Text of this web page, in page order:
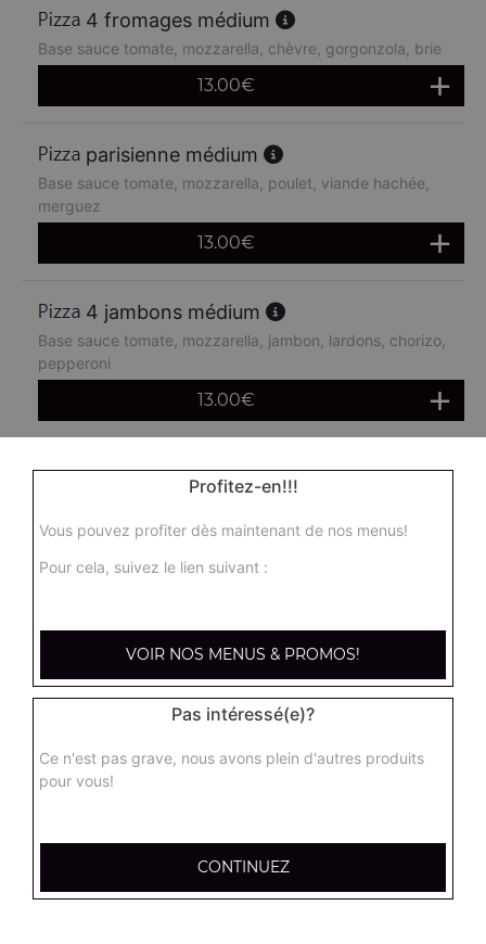
4 fromages médium
Base sauce tomate, mozzarella, chèvre, gorgonzola, brie
13.00€
parisienne médium
Base sauce tomate, mozzarella, poulet, viande hachée,
merguez
13.00€
4 jambons médium
Base sauce tomate, mozzarella, jambon, lardons, chorizo,
pepperoni
13.00€
boursin médium
Base sauce tomate, mozzarella, viande hachée, oeuf
13.00€
Base sauce tomate, mozzarella, viande kébab, tomate
fraîches, oignons
13.00€
hannibale médium
Base sauce tomate, boeuf, jambon, poulet, merguez
supreme sucuk médium
Profitez-en!!!
Vous pouvez profiter dès maintenant de nos menus!
Pour cela, suivez le lien suivant :
VOIR NOS MENUS & PROMOS!
Pas intéressé(e)?
Ce n'est pas grave, nous avons plein d'autres produits
pour vous!
CONTINUEZ